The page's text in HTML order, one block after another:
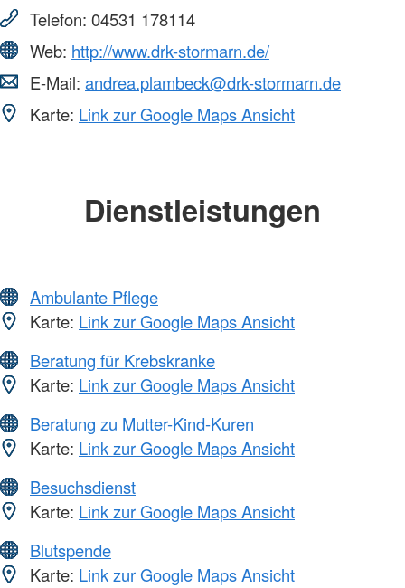
Telefon: 04531 178114
Web: http://www.drk-stormarn.de/
E-Mail: andrea.plambeck@drk-stormarn.de
Karte: Link zur Google Maps Ansicht
Dienstleistungen
Ambulante Pflege
Karte: Link zur Google Maps Ansicht
Beratung für Krebskranke
Karte: Link zur Google Maps Ansicht
Beratung zu Mutter-Kind-Kuren
Karte: Link zur Google Maps Ansicht
Besuchsdienst
Karte: Link zur Google Maps Ansicht
Blutspende
Karte: Link zur Google Maps Ansicht